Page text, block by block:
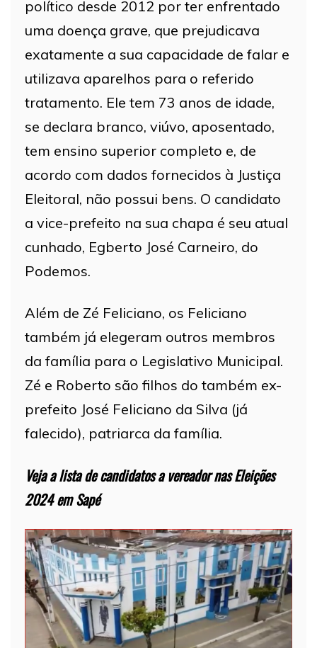
político desde 2012 por ter enfrentado
uma doença grave, que prejudicava
exatamente a sua capacidade de falar e
utilizava aparelhos para o referido
tratamento. Ele tem 73 anos de idade,
se declara branco, viúvo, aposentado,
tem ensino superior completo e, de
acordo com dados fornecidos à Justiça
Eleitoral, não possui bens. O candidato
a vice-prefeito na sua chapa é seu atual
cunhado, Egberto José Carneiro, do
Podemos.
Além de Zé Feliciano, os Feliciano
também já elegeram outros membros
da família para o Legislativo Municipal.
Zé e Roberto são filhos do também ex-
prefeito José Feliciano da Silva (já
falecido), patriarca da família.
Veja a lista de candidatos a vereador nas Eleições
2024 em Sapé